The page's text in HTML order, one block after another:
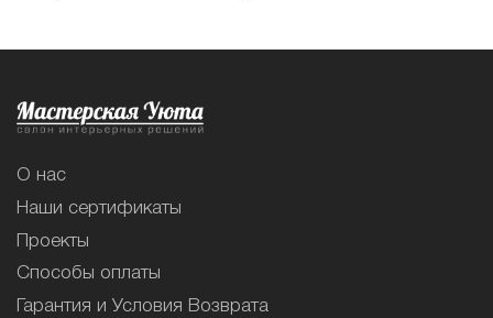
О нас
Наши сертификаты
Проекты
Способы оплаты
Гарантия и Условия Возврата